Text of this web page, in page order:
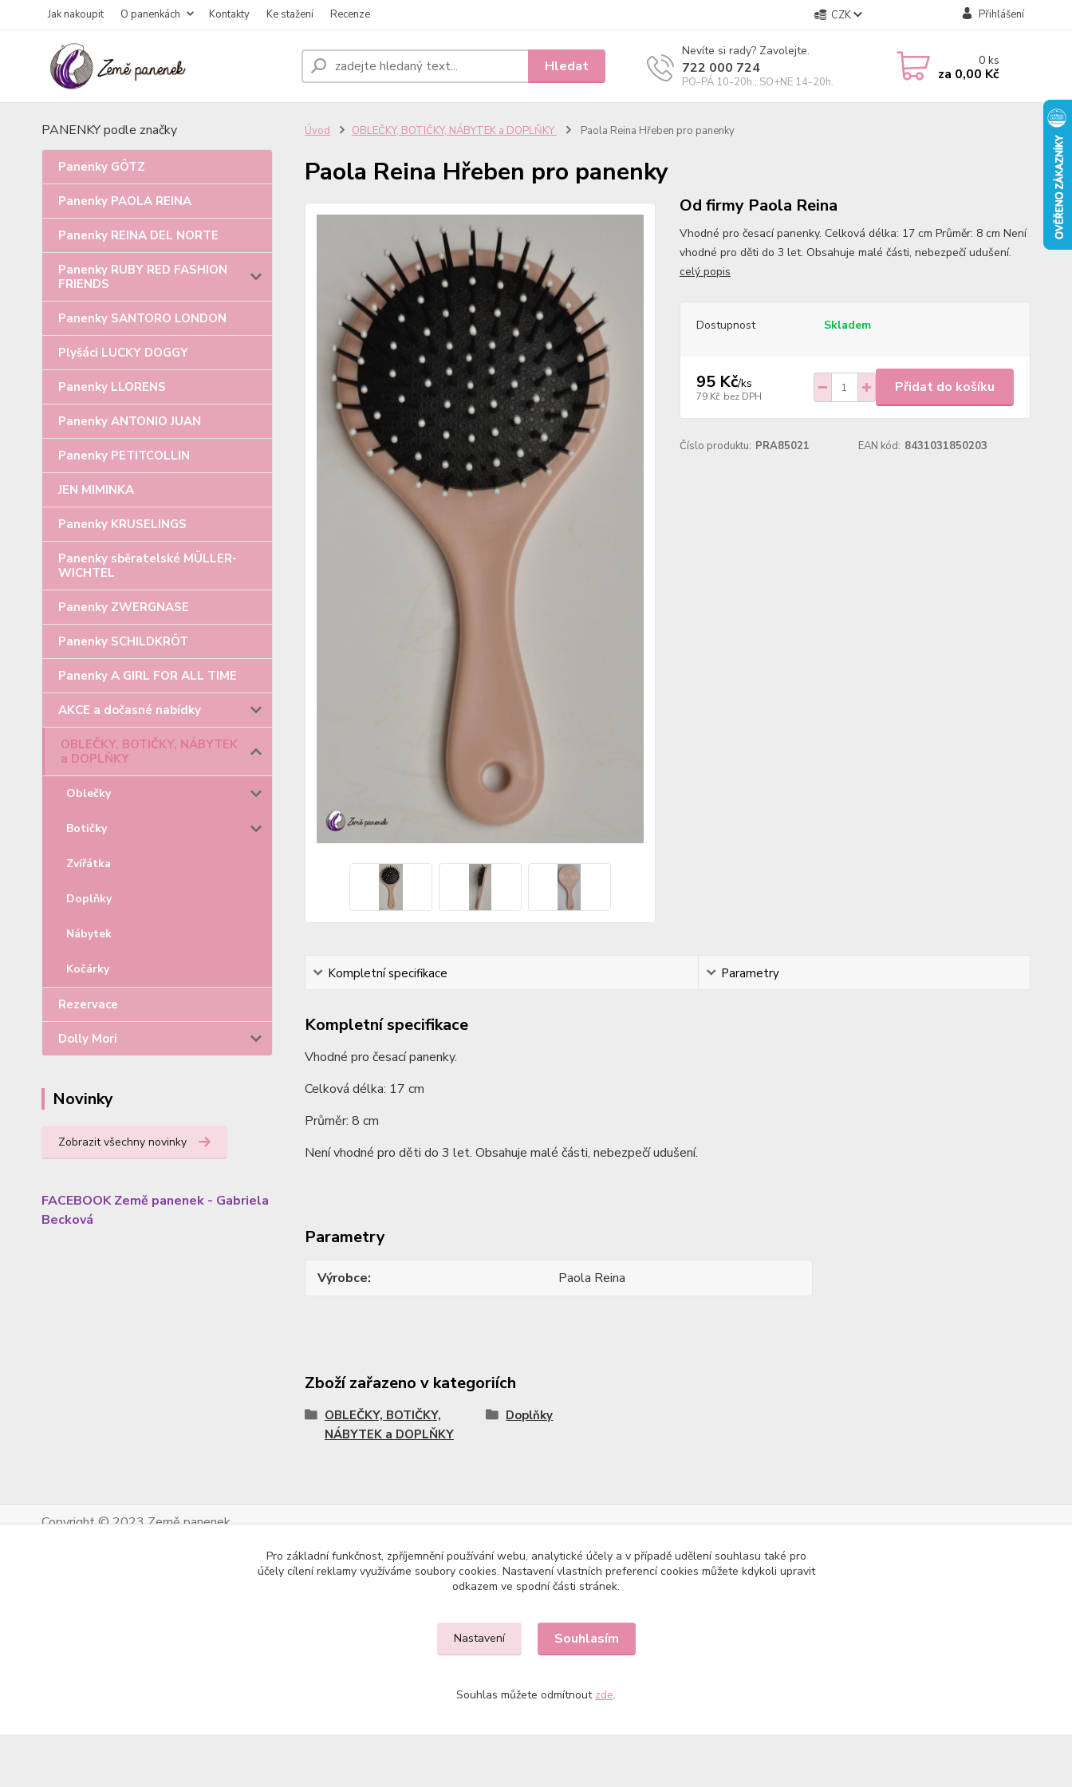
Jak nakoupit O panenkách Kontakty Ke stažení Recenze CZK Přihlášení
Hledat
Nevíte si rady? Zavolejte.
722 000 724
PO-PÁ 10-20h., SO+NE 14-20h.
0ks
za 0,00 Kč
PANENKY podle značky
Panenky GÖTZ
Panenky PAOLA REINA
Panenky REINA DEL NORTE
Panenky RUBY RED FASHION
FRIENDS
Panenky SANTORO LONDON
Plyšáci LUCKY DOGGY
Panenky LLORENS
Panenky ANTONIO JUAN
Panenky PETITCOLLIN
JEN MIMINKA
Panenky KRUSELINGS
Panenky sběratelské MÜLLER-
WICHTEL
Panenky ZWERGNASE
Panenky SCHILDKRÖT
Panenky A GIRL FOR ALL TIME
AKCE a dočasné nabídky
OBLEČKY, BOTIČKY, NÁBYTEK
a DOPLŇKY
Oblečky
Botičky
Zvířátka
Doplňky
Nábytek
Kočárky
Rezervace
Dolly Mori
Novinky
Zobrazit všechny novinky
FACEBOOK Země panenek - Gabriela
Becková
Úvod OBLEČKY, BOTIČKY, NÁBYTEK a DOPLŇKY Paola Reina Hřeben pro panenky
Paola Reina Hřeben pro panenky
Od firmy Paola Reina
Vhodné pro česací panenky. Celková délka: 17 cm Průměr: 8 cm Není
vhodné pro děti do 3 let. Obsahuje malé části, nebezpečí udušení.
celý popis
Dostupnost Skladem
95 Kč/ks
79 Kč bez DPH
Přidat do košíku
Číslo produktu: PRA85021 EAN kód: 8431031850203
Kompletní specifikace Parametry
Kompletní specifikace
Vhodné pro česací panenky.
Celková délka: 17 cm
Průměr: 8 cm
Není vhodné pro děti do 3 let. Obsahuje malé části, nebezpečí udušení.
Parametry
Výrobce Paola Reina
Zboží zařazeno v kategoriích
OBLEČKY, BOTIČKY,
NÁBYTEK a DOPLŇKY
Doplňky
Copyright © 2023 Země panenek
Pro základní funkčnost, zpříjemnění používání webu, analytické účely a v případě udělení souhlasu také pro
účely cílení reklamy využíváme soubory cookies. Nastavení vlastních preferencí cookies můžete kdykoli upravit
odkazem ve spodní části stránek.
Nastavení Souhlasím
Souhlas můžete odmítnout zde.